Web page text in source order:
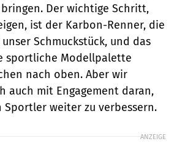
Der wichtige Schritt,
ist der Karbon-Renner, die
unser Schmuckstück, und das
sportliche Modellpalette
nach oben. Aber wir
auch mit Engagement daran,
Sportler weiter zu verbessern.
ANZEIGE